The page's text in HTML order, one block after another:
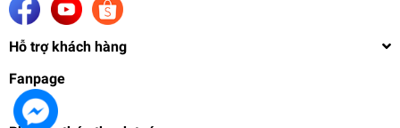
Hỗ trợ khách hàng
Fanpage